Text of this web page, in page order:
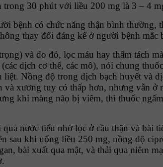
trong 30 phút với liều 200 mg là 3 – 4
bệnh có chức năng thận bình
thay đổi đáng kể ở người bệnh mắc
và do đó, lọc máu hay thẩm tách
dịch cơ thể, các mô), nói chung
liệt. Nồng độ trong dịch bạch huyết và
xương tuy có thấp hơn, nhưng vẫn
khi màng não bị viêm, thì thuốc
nước tiểu nhờ lọc ở cầu thận và bài
sau khi uống liều 250 mg, nồng độ
bài xuất qua mật, và thải qua niêm